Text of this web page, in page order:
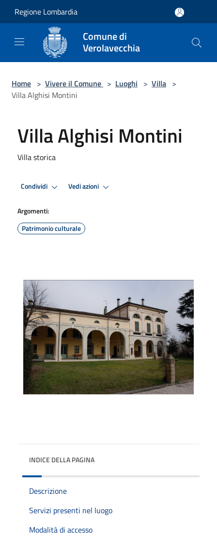
Regione Lombardia
Comune di
Verolavecchia
Home > Vivere il Comune > Luoghi > Villa >
Villa Alghisi Montini
Villa Alghisi Montini
Villa storica
Condividi Vedi azioni
Argomenti:
Patrimonio culturale
INDICE DELLA PAGINA
Descrizione
Servizi presenti nel luogo
Modalità di accesso